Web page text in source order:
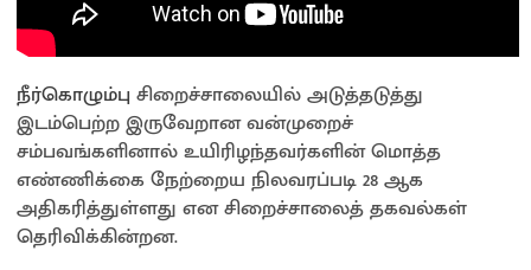
நீர்கொழும்பு சிறைச்சாலையில் அடுத்தடுத்து
இடம்பெற்ற இருவேறான வன்முறைச்
சம்பவங்களினால் உயிரிழந்தவர்களின் மொத்த
எண்ணிக்கை நேற்றைய நிலவரப்படி 28 ஆக
அதிகரித்துள்ளது என சிறைச்சாலைத் தகவல்கள்
தெரிவிக்கின்றன.